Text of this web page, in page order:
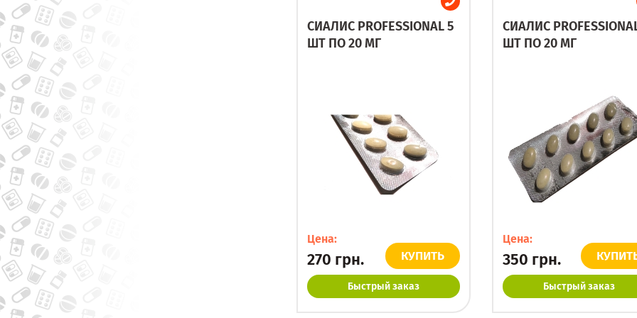
СИАЛИС PROFESSIONAL 5
ШТ ПО 20 МГ
Цена:
270 грн. КУПИТЬ
Быстрый заказ
СИАЛИС
ШТ ПО 20 МГ
Цена:
350 грн.
Быстрый заказ